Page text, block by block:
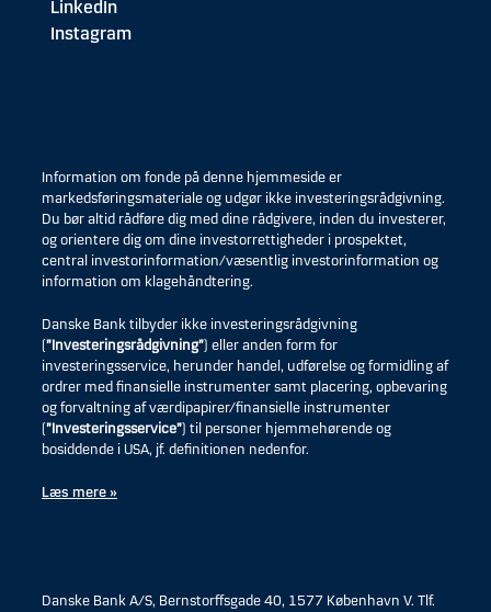
LinkedIn
Instagram
Information om fonde på denne hjemmeside er
markedsføringsmateriale og udgør ikke investeringsrådgivning.
Du bør altid rådføre dig med dine rådgivere, inden du investerer,
og orientere dig om dine investorrettigheder i prospektet,
central investorinformation/væsentlig investorinformation og
information om klagehåndtering.
Danske Bank tilbyder ikke investeringsrådgivning
(”Investeringsrådgivning”) eller anden form for
investeringsservice, herunder handel, udførelse og formidling af
ordrer med finansielle instrumenter samt placering, opbevaring
og forvaltning af værdipapirer/finansielle instrumenter
(”Investeringsservice”) til personer hjemmehørende og
bosiddende i USA, jf. definitionen nedenfor.
Læs mere »
Danske Bank A/S, Bernstorffsgade 40, 1577 København V. Tlf.